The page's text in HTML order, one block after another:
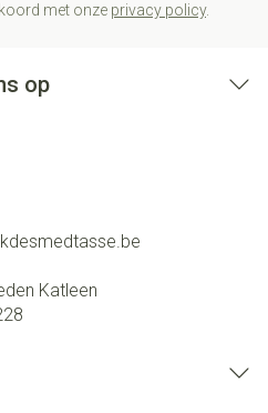
met onze privacy policy.
op
Katleen